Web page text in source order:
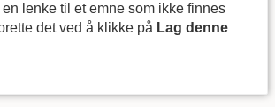
lenke til et emne som ikke finnes
det ved å klikke på Lag denne